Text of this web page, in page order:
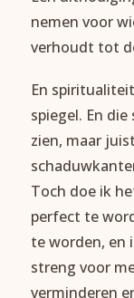
nemen voor
verhoudt tot
En
spiegel. En
zien, maar
Toch doe ik
perfect te
te worden, en
streng voor
verminderen